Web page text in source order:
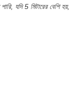
যদি 5 মিটারের বেশি হয়,